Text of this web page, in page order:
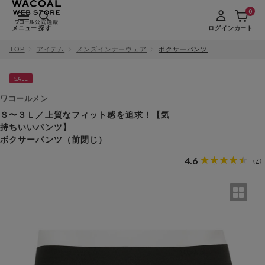
メニュー 探す ログインカート
0
TOP アイテム メンズインナーウェア ボクサーパンツ
SALE
ワコールメン
Ｓ〜３Ｌ／上質なフィット感を追求！【気
持ちいいパンツ】
ボクサーパンツ（前閉じ）
4.6 （7）